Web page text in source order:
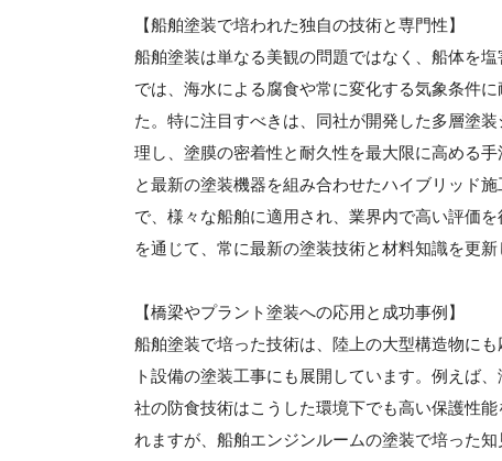
【船舶塗装で培われた独自の技術と専門性】
船舶塗装は単なる美観の問題ではなく、船体を
では、海水による腐食や常に変化する気象条件
た。特に注目すべきは、同社が開発した多層塗
理し、塗膜の密着性と耐久性を最大限に高める
と最新の塗装機器を組み合わせたハイブリッド
で、様々な船舶に適用され、業界内で高い評価
を通じて、常に最新の塗装技術と材料知識を更新
【橋梁やプラント塗装への応用と成功事例】
船舶塗装で培った技術は、陸上の大型構造物に
ト設備の塗装工事にも展開しています。例えば
社の防食技術はこうした環境下でも高い保護性
れますが、船舶エンジンルームの塗装で培った